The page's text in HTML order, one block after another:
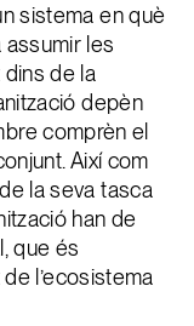
sistema en què
les
de la
depèn
comprèn el
Així com
la seva tasca
han de
que és
l’ecosistema